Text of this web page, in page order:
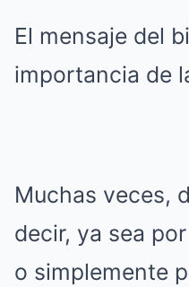
El mensaje del
importancia de
Muchas veces,
decir, ya sea
o simplemente